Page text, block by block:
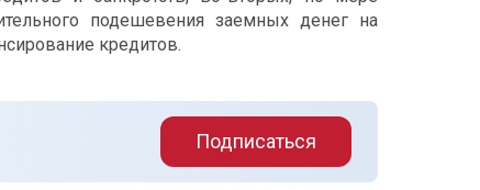
подешевения заемных денег на
кредитов.
Подписаться